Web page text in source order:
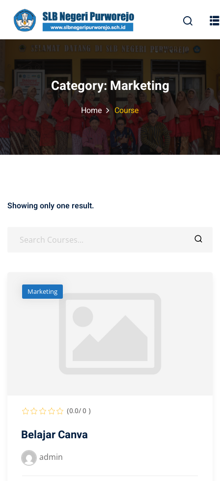
content
Category: Marketing
Home Course
Showing only one result.
Marketing
(0.0/ 0 )
Belajar Canva
admin